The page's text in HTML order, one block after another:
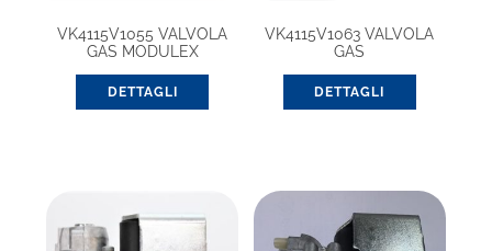
VK4115V1055 VALVOLA
GAS MODULEX
DETTAGLI
VK4115V1063 VALVOLA
GAS
DETTAGLI